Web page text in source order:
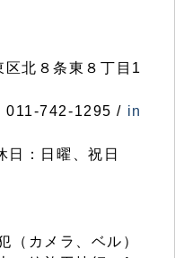
北８条東８丁目1
011-742-1295 / in
：日曜、祝日
（カメラ、ベル）